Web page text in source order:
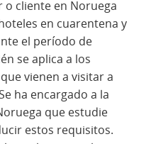
cliente en Noruega
en cuarentena y
el período de
se aplica a los
vienen a visitar a
ha encargado a la
que estudie
estos requisitos.